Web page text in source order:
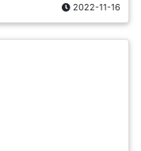
2022-11-16